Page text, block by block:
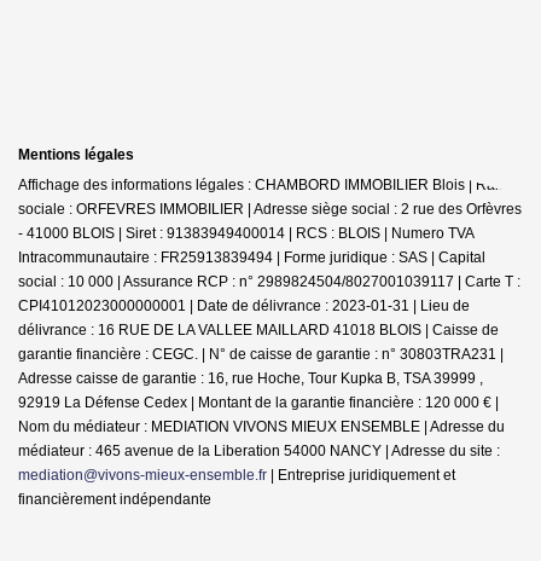
Mentions légales
Affichage des informations légales : CHAMBORD IMMOBILIER Blois | Raison
sociale : ORFEVRES IMMOBILIER | Adresse siège social : 2 rue des Orfèvres
- 41000 BLOIS | Siret : 91383949400014 | RCS : BLOIS | Numero TVA
Intracommunautaire : FR25913839494 | Forme juridique : SAS | Capital
social : 10 000 | Assurance RCP : n° 2989824504/8027001039117 | Carte T :
CPI41012023000000001 | Date de délivrance : 2023-01-31 | Lieu de
délivrance : 16 RUE DE LA VALLEE MAILLARD 41018 BLOIS | Caisse de
garantie financière : CEGC. | N° de caisse de garantie : n° 30803TRA231 |
Adresse caisse de garantie : 16, rue Hoche, Tour Kupka B, TSA 39999 ,
92919 La Défense Cedex | Montant de la garantie financière : 120 000 € |
Nom du médiateur : MEDIATION VIVONS MIEUX ENSEMBLE | Adresse du
médiateur : 465 avenue de la Liberation 54000 NANCY | Adresse du site :
mediation@vivons-mieux-ensemble.fr | Entreprise juridiquement et
financièrement indépendante